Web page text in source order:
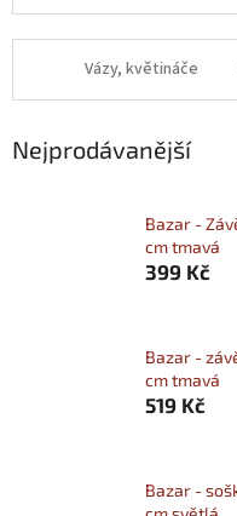
Vázy, květináče
Nejprodávanější
Bazar -
cm tmavá
399 Kč
Bazar -
cm tmavá
519 Kč
Bazar -